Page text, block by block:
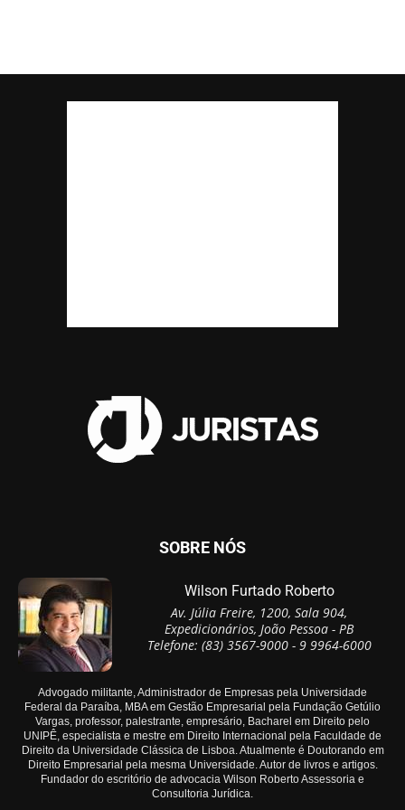
SOBRE NÓS
Wilson Furtado Roberto
Av. Júlia Freire, 1200, Sala 904,
Expedicionários, João Pessoa - PB
Telefone: (83) 3567-9000 - 9 9964-6000
Advogado militante, Administrador de Empresas pela Universidade
Federal da Paraíba, MBA em Gestão Empresarial pela Fundação Getúlio
Vargas, professor, palestrante, empresário, Bacharel em Direito pelo
UNIPÊ, especialista e mestre em Direito Internacional pela Faculdade de
Direito da Universidade Clássica de Lisboa. Atualmente é Doutorando em
Direito Empresarial pela mesma Universidade. Autor de livros e artigos.
Fundador do escritório de advocacia Wilson Roberto Assessoria e
Consultoria Jurídica.